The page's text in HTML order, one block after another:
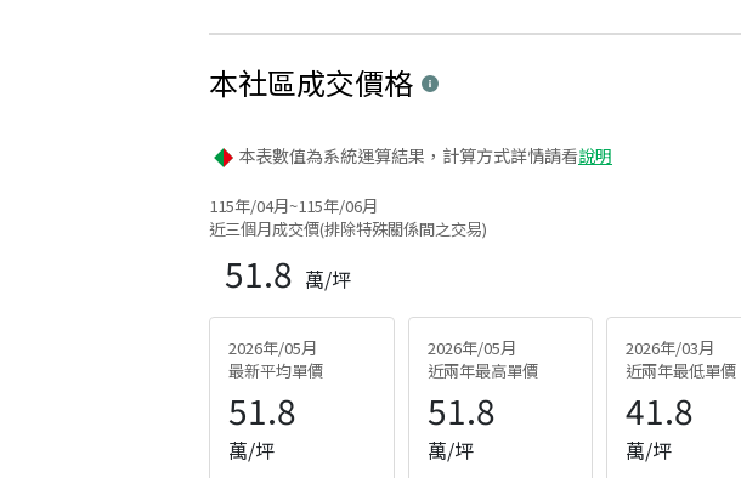
本社區成交價格
本表數值為系統運算結果，計算方式詳情請看說明
115年/04月~115年/06月
近三個月成交價(排除特殊關係間之交易)
51.8 萬/坪
2026年/05月
最新平均單價
51.8
萬/坪
2026年/05月
近兩年最高單價
51.8
萬/坪
2026年/03月
近兩年最低單價
41.8
萬/坪